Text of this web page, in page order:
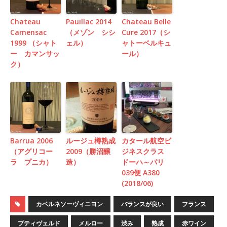
Chateau
Camensac
1999 （シャト
ー カマンサッ
ク）
Pauillac 2014
（メゾン シシ
ェル）
Chateau Belle
Cure 2017（シ
ャトーベルキュ
ール）
Barrua 2006
（アグリコー
ラ プニカ）
ルージュ樽熟成
2009（勝沼醸
造）
カタール航空ビ
ジネスクラス
ドーハ～パリ
039便 A380
(2018/06)
カベルネソーヴィニヨン バランスが良い フランス
プティヴェルド メルロー 渋み 熟成 赤ワイン